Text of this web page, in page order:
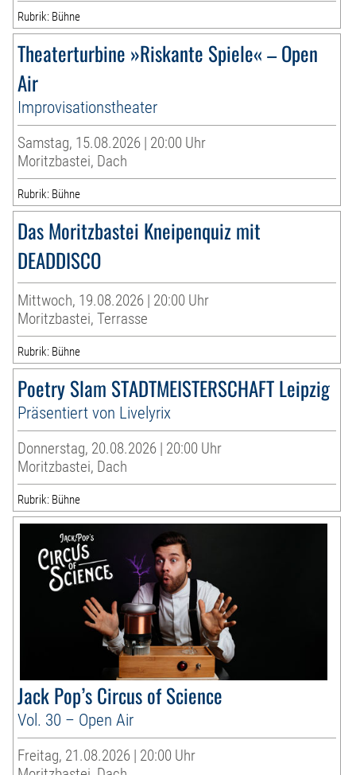
Rubrik: Bühne
Theaterturbine »Riskante Spiele« – Open
Air
Improvisationstheater
Samstag, 15.08.2026 | 20:00 Uhr
Moritzbastei, Dach
Rubrik: Bühne
Das Moritzbastei Kneipenquiz mit
DEADDISCO
Mittwoch, 19.08.2026 | 20:00 Uhr
Moritzbastei, Terrasse
Rubrik: Bühne
Poetry Slam STADTMEISTERSCHAFT Leipzig
Präsentiert von Livelyrix
Donnerstag, 20.08.2026 | 20:00 Uhr
Moritzbastei, Dach
Rubrik: Bühne
Jack Pop’s Circus of Science
Vol. 30 – Open Air
Freitag, 21.08.2026 | 20:00 Uhr